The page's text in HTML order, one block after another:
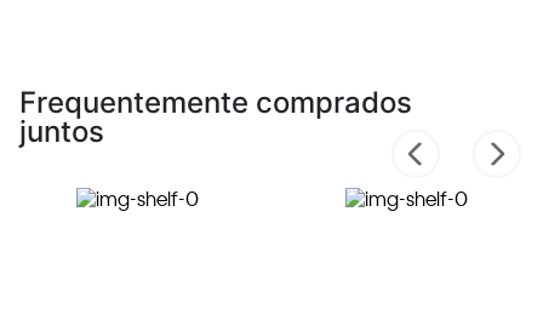
Frequentemente comprados
juntos